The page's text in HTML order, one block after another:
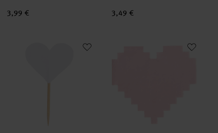
3,99 € 3,49 €
Paper Poetry Papier Fähnchen Herz weiß 10 Stück
Servietten Pixel-Herz Rosa